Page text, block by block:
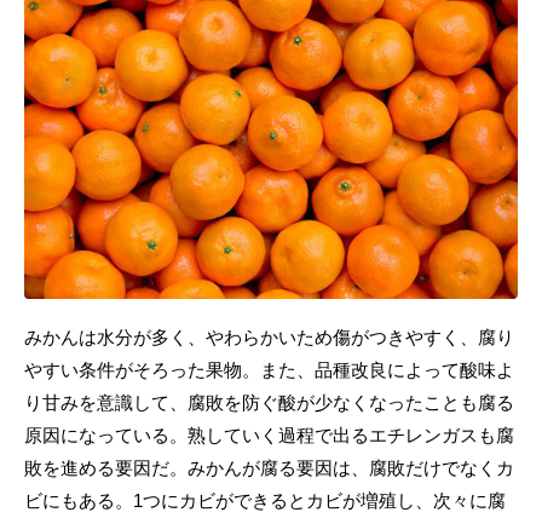
みかんは水分が多く、やわらかいため傷がつきやすく、腐り
やすい条件がそろった果物。また、品種改良によって酸味よ
り甘みを意識して、腐敗を防ぐ酸が少なくなったことも腐る
原因になっている。熟していく過程で出るエチレンガスも腐
敗を進める要因だ。みかんが腐る要因は、腐敗だけでなくカ
ビにもある。1つにカビができるとカビが増殖し、次々に腐